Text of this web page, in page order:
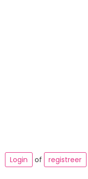
Login
of registreer